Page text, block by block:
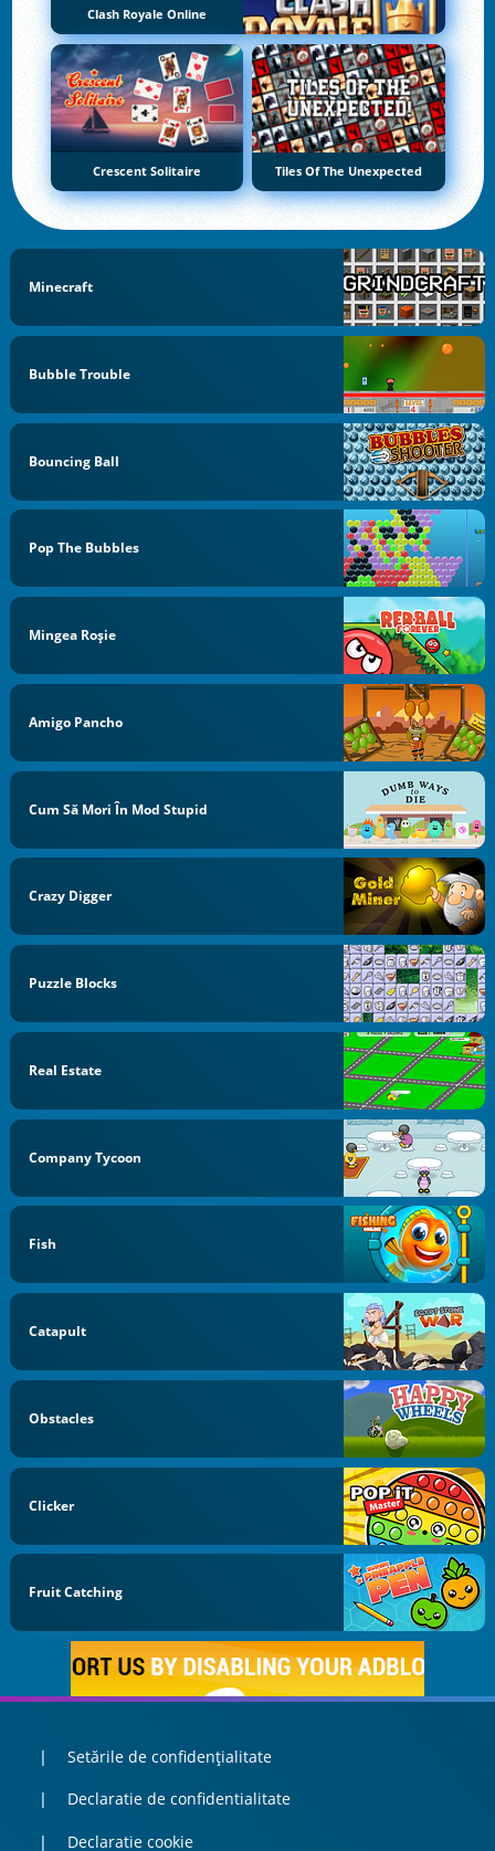
Clash Royale Online
Crescent Solitaire Tiles Of The Unexpected
Minecraft
Bubble Trouble
Bouncing Ball
Pop The Bubbles
Mingea Roşie
Amigo Pancho
Cum Să Mori În Mod Stupid
Crazy Digger
Puzzle Blocks
Real Estate
Company Tycoon
Fish
Catapult
Obstacles
Clicker
Fruit Catching
Setările de confidențialitate
Declaratie de confidentialitate
Declaratie cookie